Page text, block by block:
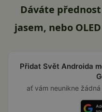
Dáváte
jasem, nebo
Přidat Svět Androida
ať vám neunikne